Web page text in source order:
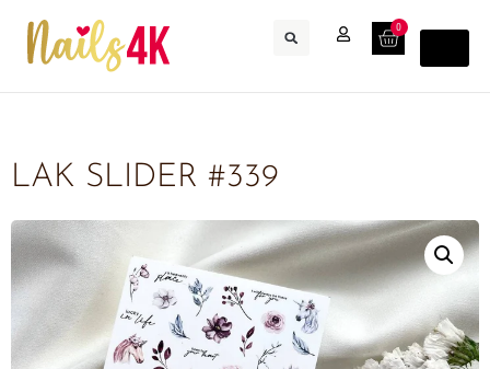
0
LAK SLIDER #339